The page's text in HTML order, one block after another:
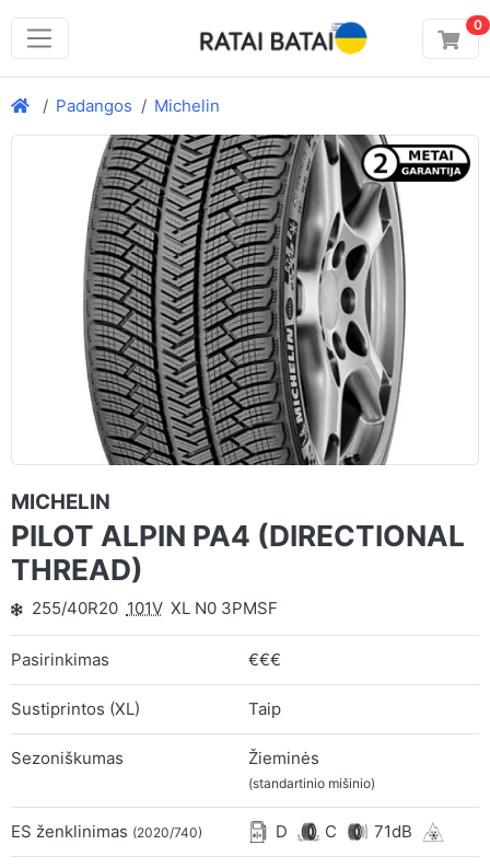
0
Padangos Michelin
MICHELIN
PILOT ALPIN PA4 (DIRECTIONAL
THREAD)
255/40R20 101V XL N0 3PMSF
Pasirinkimas €€€
Sustiprintos (XL) Taip
Sezoniškumas Žieminės
(standartinio mišinio)
ES ženklinimas (2020/740) D C 71dB